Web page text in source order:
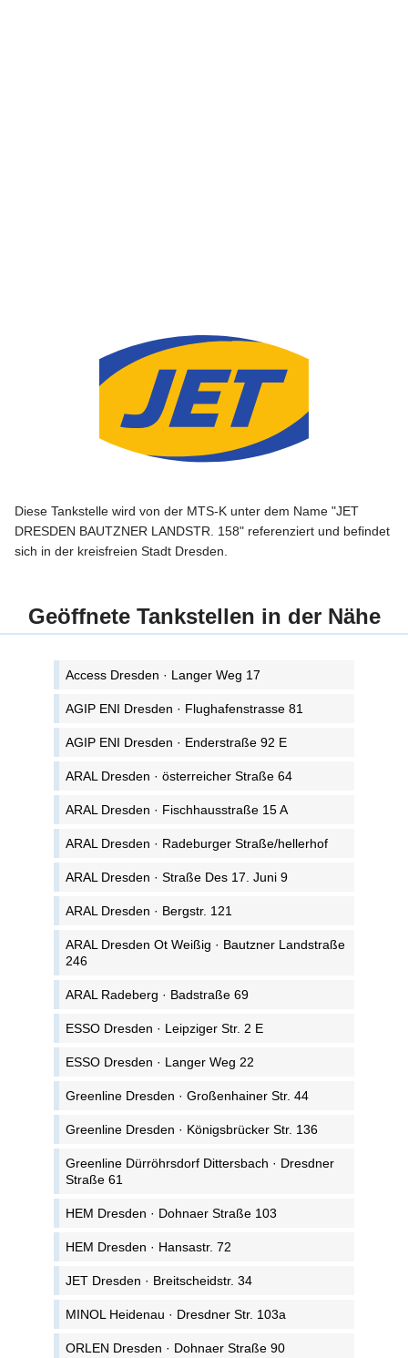
Diese Tankstelle wird von der MTS-K unter dem Name "JET
DRESDEN BAUTZNER LANDSTR. 158" referenziert und befindet
sich in der kreisfreien Stadt Dresden.
Geöffnete Tankstellen in der Nähe
Access Dresden · Langer Weg 17
AGIP ENI Dresden · Flughafenstrasse 81
AGIP ENI Dresden · Enderstraße 92 E
ARAL Dresden · österreicher Straße 64
ARAL Dresden · Fischhausstraße 15 A
ARAL Dresden · Radeburger Straße/hellerhof
ARAL Dresden · Straße Des 17. Juni 9
ARAL Dresden · Bergstr. 121
ARAL Dresden Ot Weißig · Bautzner Landstraße
246
ARAL Radeberg · Badstraße 69
ESSO Dresden · Leipziger Str. 2 E
ESSO Dresden · Langer Weg 22
Greenline Dresden · Großenhainer Str. 44
Greenline Dresden · Königsbrücker Str. 136
Greenline Dürröhrsdorf Dittersbach · Dresdner
Straße 61
HEM Dresden · Dohnaer Straße 103
HEM Dresden · Hansastr. 72
JET Dresden · Breitscheidstr. 34
MINOL Heidenau · Dresdner Str. 103a
ORLEN Dresden · Dohnaer Straße 90